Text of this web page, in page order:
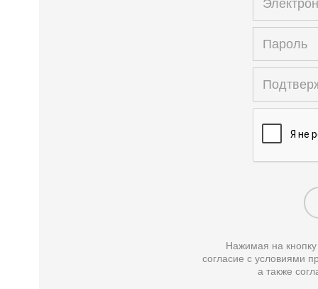
Нажимая на кнопку
согласие с условиями
а также